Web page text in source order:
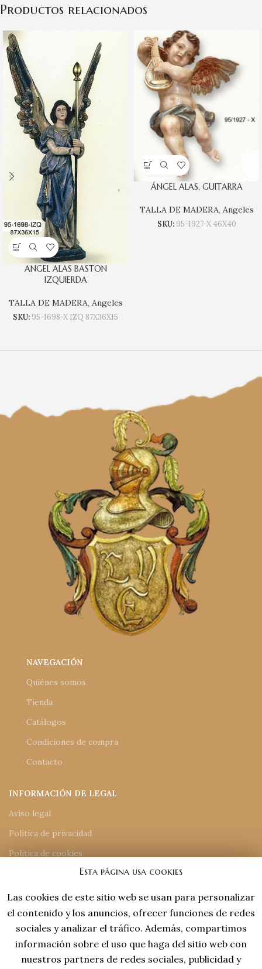
Productos relacionados
ANGEL ALAS BASTON
IZQUIERDA
TALLA DE MADERA, Angeles
SKU: 95-1698-X IZQ 87X36X15
ÁNGEL ALAS, GUITARRA
TALLA DE MADERA, Angeles
SKU: 95-1927-X 46X40
NAVEGACIÓN
Quiénes somos
Tienda
Catálogos
Condiciones de compra
Contacto
INFORMACIÓN DE LEGAL
Aviso legal
Política de privacidad
Política de cookies
Mapa del sitio
INFORMACIÓN DE CONTACTO
918 77 48 18
tiendaonline@laviejaespana.com
Esta página usa cookies
Las cookies de este sitio web se usan para personalizar
el contenido y los anuncios, ofrecer funciones de redes
sociales y analizar el tráfico. Además, compartimos
información sobre el uso que haga del sitio web con
nuestros partners de redes sociales, publicidad y